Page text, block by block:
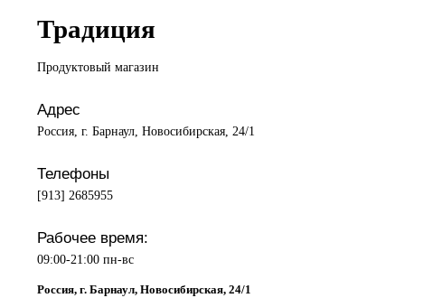
Традиция
Продуктовый магазин
Адрес
Россия, г. Барнаул, Новосибирская, 24/1
Телефоны
[913] 2685955
Рабочее время:
09:00-21:00 пн-вс
Россия, г. Барнаул, Новосибирская, 24/1